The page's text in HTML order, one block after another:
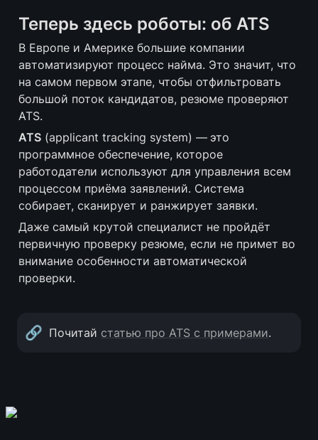
Теперь здесь роботы: об ATS
В Европе и Америке большие компании
автоматизируют процесс найма. Это значит, что
на самом первом этапе, чтобы отфильтровать
большой поток кандидатов, резюме проверяют
ATS.
ATS (applicant tracking system) — это
программное обеспечение, которое
работодатели используют для управления всем
процессом приёма заявлений. Система
собирает, сканирует и ранжирует заявки.
Даже самый крутой специалист не пройдёт
первичную проверку резюме, если не примет во
внимание особенности автоматической
проверки.
🔗 Почитай статью про ATS с примерами.